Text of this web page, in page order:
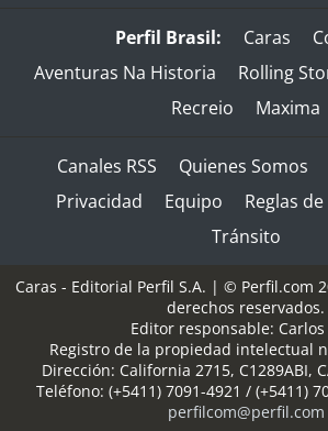
Perfil Brasil: Caras
Aventuras Na Historia
Rolling
Recreio
Maxima
Canales RSS Quienes Somos
Privacidad
Equipo
Reglas
Tránsito
Caras - Editorial Perfil S.A. | © Perfil.com
derechos reservados.
Editor responsable: Carlos
Registro de la propiedad intelectual
Dirección: California 2715, C1289ABI,
Teléfono: (+5411) 7091-4921 / (+5411)
perfilcom@perfil.com